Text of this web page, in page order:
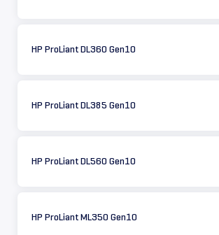
HP ProLiant DL360 Gen10
HP ProLiant DL385 Gen10
HP ProLiant DL560 Gen10
HP ProLiant ML350 Gen10